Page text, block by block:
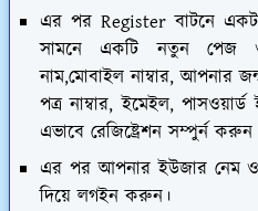
এর পর Register বাটনে
সামনে একটি নতুন পেজ
নাম,মোবাইল নাম্বার, আপনার
পত্র নাম্বার, ইমেইল,
এভাবে রেজিষ্ট্রেশন সম্পুর্ন
এর পর আপনার ইউজার নেম ও
দিয়ে লগইন করুন।